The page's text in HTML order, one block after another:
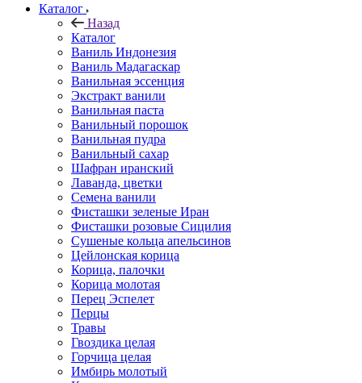
Каталог
Назад
Каталог
Ваниль Индонезия
Ваниль Мадагаскар
Ванильная эссенция
Экстракт ванили
Ванильная паста
Ванильный порошок
Ванильная пудра
Ванильный сахар
Шафран иранский
Лаванда, цветки
Семена ванили
Фисташки зеленые Иран
Фисташки розовые Сицилия
Сушеные кольца апельсинов
Цейлонская корица
Корица, палочки
Корица молотая
Перец Эспелет
Перцы
Травы
Гвоздика целая
Горчица целая
Имбирь молотый